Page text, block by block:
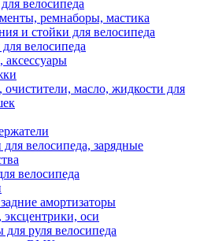
велосипеда
ремнаборы, мастика
и стойки для велосипеда
велосипеда
аксессуары
очистители, масло, жидкости для
велосипеда, зарядные
велосипеда
амортизаторы
эксцентрики, оси
руля велосипеда